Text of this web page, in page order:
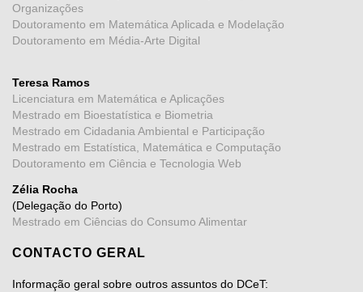
Organizações
Doutoramento em Matemática Aplicada e Modelação
Doutoramento em Média-Arte Digital
Teresa Ramos
Licenciatura em Matemática e Aplicações
Mestrado em Bioestatística e Biometria
Mestrado em Cidadania Ambiental e Participação
Mestrado em Estatística, Matemática e Computação
Doutoramento em Ciência e Tecnologia Web
Zélia Rocha
(Delegação do Porto)
Mestrado em Ciências do Consumo Alimentar
CONTACTO GERAL
Informação geral sobre outros assuntos do DCeT: